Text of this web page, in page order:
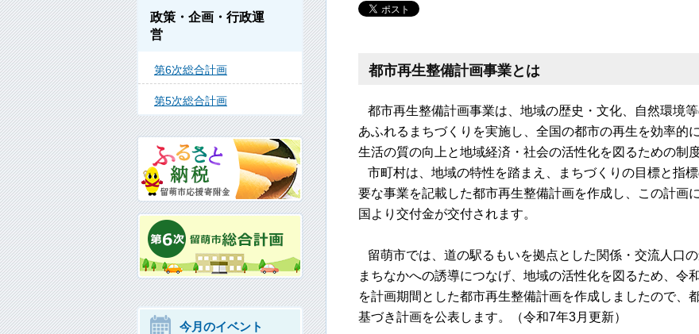
都市再生整備計画事業とは
都市再生整備計画事業は、地域の歴史・文化、自然環境
あふれるまちづくりを実施し、全国の都市の再生を効率的
生活の質の向上と地域経済・社会の活性化を図るための制度
市町村は、地域の特性を踏まえ、まちづくりの目標と指
要な事業を記載した都市再生整備計画を作成し、この計画
国より交付金が交付されます。
留萌市では、道の駅るもいを拠点とした関係・交流人口
まちなかへの誘導につなげ、地域の活性化を図るため、令
を計画期間とした都市再生整備計画を作成しましたので、
基づき計画を公表します。（令和7年3月更新）
政策・企画・行政運
営
第6次総合計画
第5次総合計画
今月のイベント